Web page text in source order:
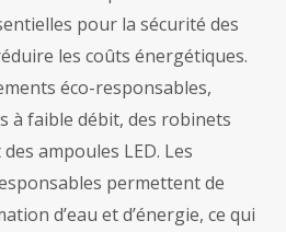
pour la sécurité des
les coûts énergétiques.
éco-responsables,
à faible débit, des robinets
ampoules LED. Les
permettent de
d’eau et d’énergie, ce qui